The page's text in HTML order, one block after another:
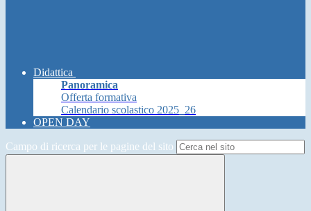
Didattica
Panoramica
Offerta formativa
Calendario scolastico 2025_26
OPEN DAY
Campo di ricerca per le pagine del sito